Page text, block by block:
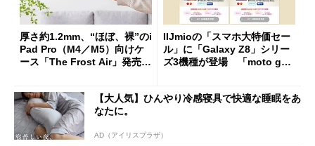
厚さ約1.2mm、“ほぼ、裸”のi
Pad Pro（M4／M5）向けケ
ース「The Frost Air」発売
IIJmioの「スマホ大特価セー
ル」に「Galaxy Z8」シリー
ズ3機種が登場 「moto g37
【大人気】ひんやり冷感寝具で快適な睡眠をあ
なたに。
AD（アイリスプラザ）